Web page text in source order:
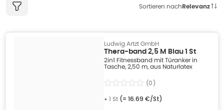
Sortieren nachRelevanz
Ludwig Artzt GmbH
Thera-band 2,5 M Blau 1 St
2in1 Fitnessband mit Türanker in
Tasche, 2,50 m, aus Naturlatex
(0)
• 1 St (= 16.69 €/St)